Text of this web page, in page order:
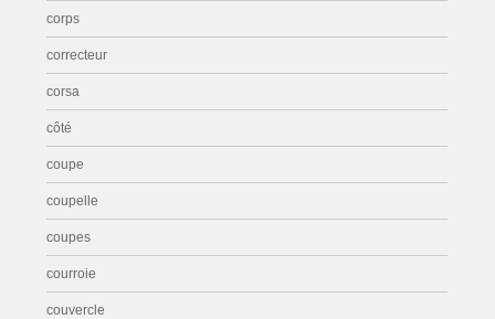
corps
correcteur
corsa
côté
coupe
coupelle
coupes
courroie
couvercle